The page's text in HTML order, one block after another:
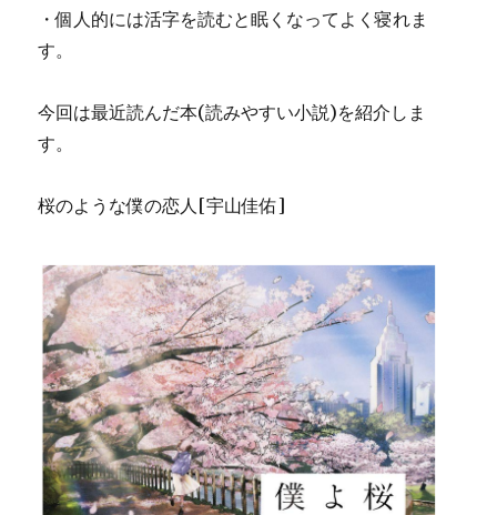
・個人的には活字を読むと眠くなってよく寝れま
す。
今回は最近読んだ本(読みやすい小説)を紹介しま
す。
桜のような僕の恋人[宇山佳佑]